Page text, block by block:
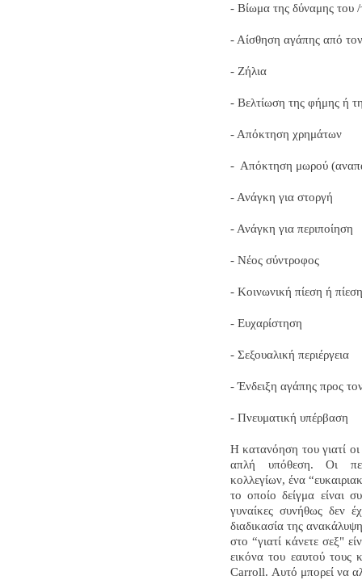
- Βίωμα της δύναμης του
- Αίσθηση αγάπης από
- Ζήλια
- Βελτίωση της φήμης ή
- Απόκτηση χρημάτων
- Απόκτηση μωρού
- Ανάγκη για στοργή
- Ανάγκη για περιποίηση
- Νέος σύντροφος
- Κοινωνική πίεση ή
- Ευχαρίστηση
- Σεξουαλική περιέργεια
- Ένδειξη αγάπης προς
- Πνευματική υπέρβαση
Η κατανόηση του γιατί
απλή υπόθεση. Οι
κολλεγίων, ένα
το οποίο δείγμα είναι
γυναίκες συνήθως δεν
διαδικασία της
στο “γιατί κάνετε σεξ"
εικόνα του εαυτού τους
Carroll. Αυτό μπορεί να